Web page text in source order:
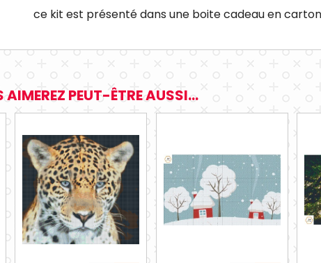
ce kit est présenté dans une boite cadeau en carton
AIMEREZ PEUT-ÊTRE AUSSI...